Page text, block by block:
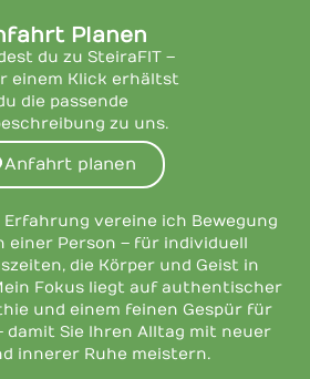
Planen
du zu SteiraFIT –
einem Klick erhältst
die passende
zu uns.
Anfahrt planen
Erfahrung vereine ich Bewegung
einer Person – für individuell
die Körper und Geist in
Fokus liegt auf authentischer
und einem feinen Gespür für
damit Sie Ihren Alltag mit neuer
innerer Ruhe meistern.